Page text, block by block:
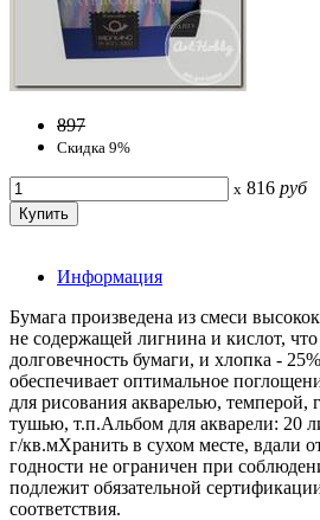
897
Скидка 9%
x 816 руб
Информация
Бумага произведена из смеси
не содержащей лигнина и кислот, что
долговечность бумаги, и хлопка -
обеспечивает оптимальное
для рисования акварелью, темперой,
тушью, т.п.Альбом для акварели: 20
г/кв.мХранить в сухом месте, вдали
годности не ограничен при
подлежит обязательной
соответствия.